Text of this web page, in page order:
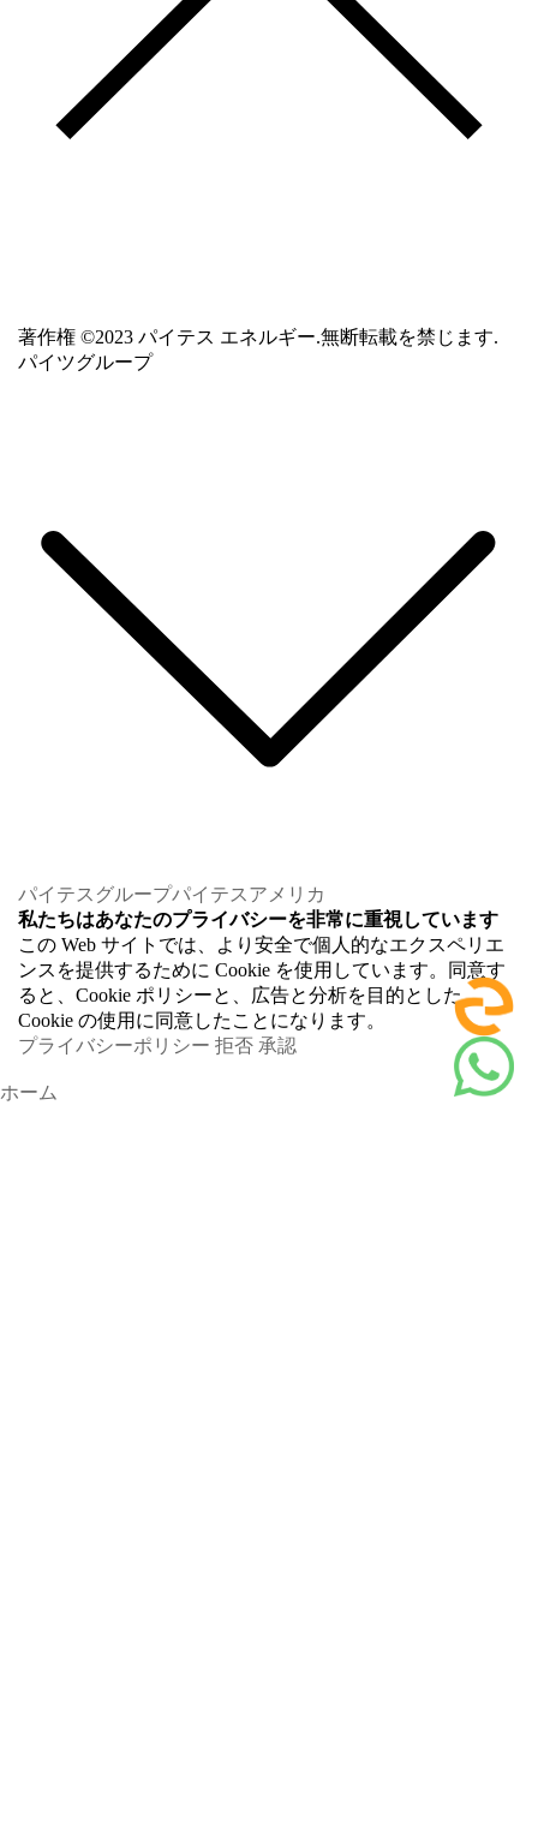
著作権 ©2023 パイテス エネルギー.無断転載を禁じます.
パイツグループ
パイテスグループパイテスアメリカ
私たちはあなたのプライバシーを非常に重視しています
この Web サイトでは、より安全で個人的なエクスペリエ
ンスを提供するために Cookie を使用しています。同意す
ると、Cookie ポリシーと、広告と分析を目的とした
Cookie の使用に同意したことになります。
プライバシーポリシー 拒否 承認
ホーム